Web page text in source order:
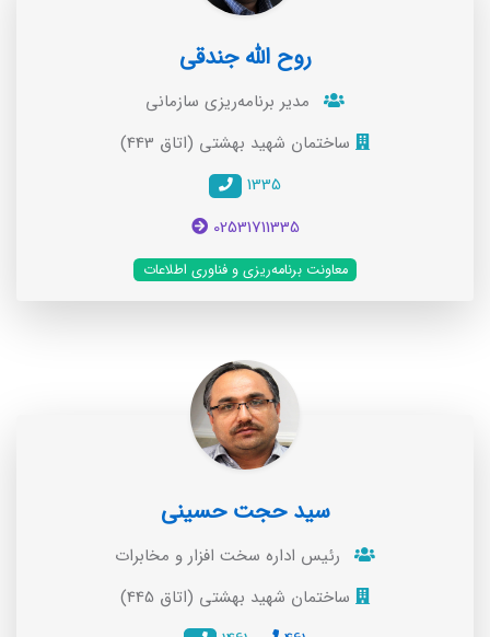
روح الله جندقی
مدیر برنامه‌ریزی سازمانی
ساختمان شهید بهشتی (اتاق 443)
1335
02531711335
معاونت برنامه‌ریزی و فناوری اطلاعات
سید حجت حسینی
رئیس اداره سخت افزار و مخابرات
ساختمان شهید بهشتی (اتاق 445)